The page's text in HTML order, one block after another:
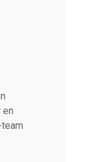
en